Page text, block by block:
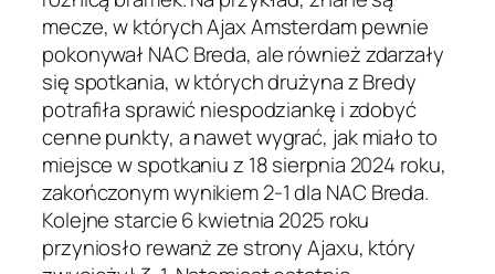
mecze, w których Ajax Amsterdam pewnie
pokonywał NAC Breda, ale również zdarzały
się spotkania, w których drużyna z Bredy
potrafiła sprawić niespodziankę i zdobyć
cenne punkty, a nawet wygrać, jak miało to
miejsce w spotkaniu z 18 sierpnia 2024 roku,
zakończonym wynikiem 2-1 dla NAC Breda.
Kolejne starcie 6 kwietnia 2025 roku
przyniosło rewanż ze strony Ajaxu, który